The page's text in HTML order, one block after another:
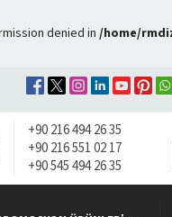
denied in /home/
+90 216 494 26 35
+90 216 551 02 17
+90 545 494 26 35